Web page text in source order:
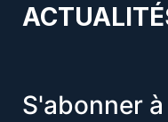
S'abonner